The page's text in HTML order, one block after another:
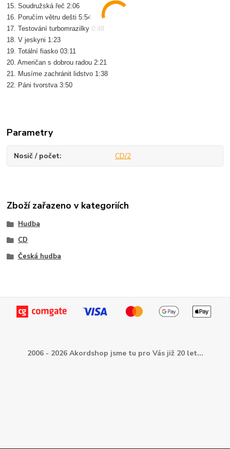
15. Soudružská řeč 2:06
16. Poručím větru dešti 5:54
17. Testování turbomrazilky 0:48
18. V jeskyni 1:23
19. Totální fiasko 03:11
20. Američan s dobrou radou 2:21
21. Musíme zachránit lidstvo 1:38
22. Páni tvorstva 3:50
Parametry
Nosič / počet CD/2
Zboží zařazeno v kategoriích
Hudba
CD
Česká hudba
2006 - 2026 Akordshop jsme tu pro Vás již 20 let...